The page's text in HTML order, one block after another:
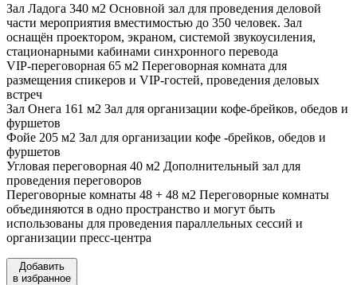
Зал Ладога 340 м2 Основной зал для проведения деловой
части мероприятия вместимостью до 350 человек. Зал
оснащён проектором, экраном, системой звукоусиления,
стационарными кабинами синхронного перевода
VIP-переговорная 65 м2 Переговорная комната для
размещения спикеров и VIP-гостей, проведения деловых
встреч
Зал Онега 161 м2 Зал для организации кофе-брейков, обедов и
фуршетов
Фойе 205 м2 Зал для организации кофе -брейков, обедов и
фуршетов
Угловая переговорная 40 м2 Дополнительный зал для
проведения переговоров
Переговорные комнаты 48 + 48 м2 Переговорные комнаты
объединяются в одно пространство и могут быть
использованы для проведения параллельных сессий и
организации пресс-центра
Добавить
в избранное